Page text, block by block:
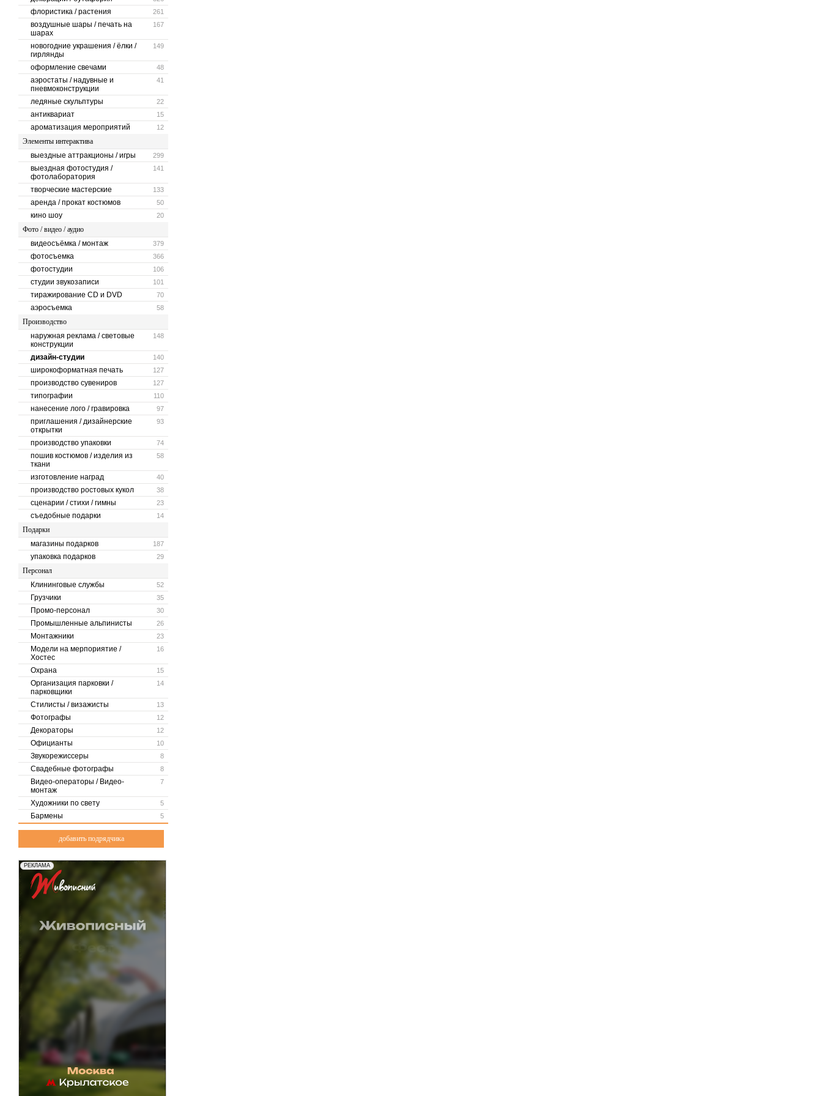
261
флористика / растения
167
воздушные шары / печать на
шарах
149
новогодние украшения / ёлки /
гирлянды
48
оформление свечами
41
аэростаты / надувные и
пневмоконструкции
22
ледяные скульптуры
15
антиквариат
12
ароматизация мероприятий
Элементы интерактива
299
выездные аттракционы / игры
141
выездная фотостудия /
фотолаборатория
133
творческие мастерские
50
аренда / прокат костюмов
20
кино шоу
Фото / видео / аудио
379
видеосъёмка / монтаж
366
фотосъемка
106
фотостудии
101
студии звукозаписи
70
тиражирование CD и DVD
58
аэросъемка
Производство
148
наружная реклама / световые
конструкции
140
дизайн-студии
127
широкоформатная печать
127
производство сувениров
110
типографии
97
нанесение лого / гравировка
93
приглашения / дизайнерские
открытки
74
производство упаковки
58
пошив костюмов / изделия из
ткани
40
изготовление наград
38
производство ростовых кукол
23
сценарии / стихи / гимны
14
съедобные подарки
Подарки
187
магазины подарков
29
упаковка подарков
Персонал
52
Клининговые службы
35
Грузчики
30
Промо-персонал
26
Промышленные альпинисты
23
Монтажники
16
Модели на мерпориятие /
Хостес
15
Охрана
14
Организация парковки /
парковщики
13
Стилисты / визажисты
12
Фотографы
12
Декораторы
10
Официанты
8
Звукорежиссеры
8
Свадебные фотографы
7
Видео-операторы / Видео-
монтаж
5
Художники по свету
5
Бармены
добавить подрядчика